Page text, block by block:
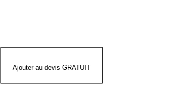
Ajouter au devis GRATUIT